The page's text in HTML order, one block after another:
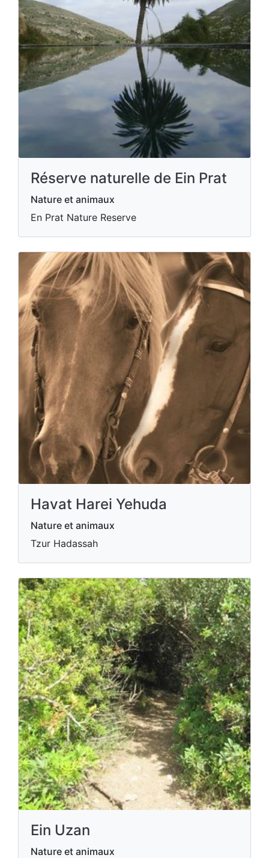
Réserve naturelle de Ein Prat
Nature et animaux
En Prat Nature Reserve
Havat Harei Yehuda
Nature et animaux
Tzur Hadassah
Ein Uzan
Nature et animaux